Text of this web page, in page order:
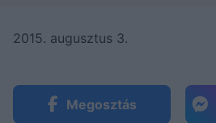
2015. augusztus 3.
Megosztás